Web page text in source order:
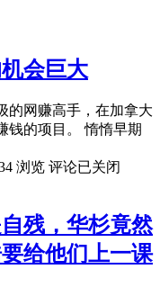
会巨大
的网赚高手，在加拿大
钱的项目。 惰惰早期
浏览 评论已关闭
残，华杉竟然
给他们上一课